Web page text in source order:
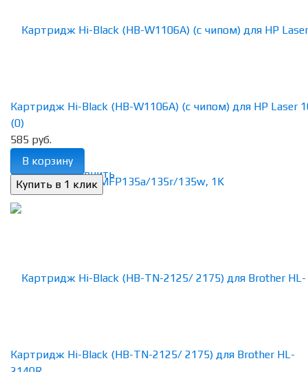
избранное сравнить
Картридж Hi-Black (HB-W1106A) (с чипом) для HP Laser
(0)
585 руб.
В корзину
Картридж Hi-Black (HB-TN-2125/ 2175) для Brother HL-